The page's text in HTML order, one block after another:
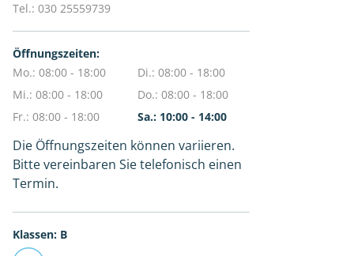
Tel.: 030 25559739
Öffnungszeiten:
Mo.: 08:00 - 18:00
Di.: 08:00 - 18:00
Mi.: 08:00 - 18:00
Do.: 08:00 - 18:00
Fr.: 08:00 - 18:00
Sa.: 10:00 - 14:00
Die Öffnungszeiten können variieren.
Bitte vereinbaren Sie telefonisch einen
Termin.
Klassen: B